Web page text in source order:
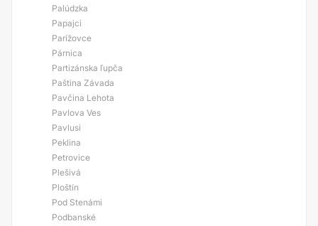
Palúdzka
Papajci
Parížovce
Párnica
Partizánska ľupča
Paština Závada
Pavčina Lehota
Pavlova Ves
Pavlusi
Peklina
Petrovice
Plešivá
Ploštín
Pod Stenámi
Podbanské